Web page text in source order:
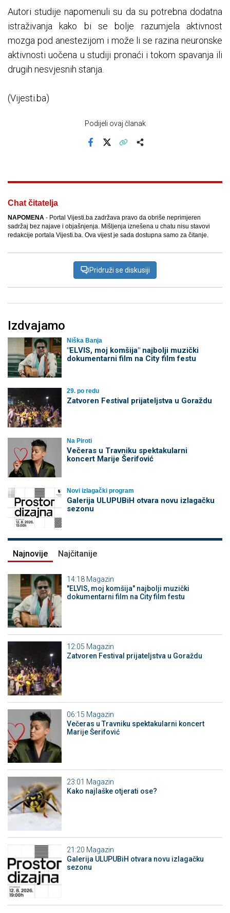
Autori studije napomenuli su da su potrebna dodatna
istraživanja kako bi se bolje razumjela aktivnost
mozga pod anestezijom i može li se razina neuronske
aktivnosti uočena u studiji pronaći i tokom spavanja ili
drugih nesvjesnih stanja.
(Vijesti.ba)
Podijeli ovaj članak
Chat čitatelja
NAPOMENA - Portal Vijesti.ba zadržava pravo da obriše neprimjeren
sadržaj bez najave i objašnjenja. Mišljenja iznešena u chatu nisu stavovi
redakcije portala Vijesti.ba. Ova vijest je sada dostupna samo za čitanje.
Pridruži se diskusiji
Izdvajamo
Niška Banja
"ELVIS, moj komšija" najbolji muzički
dokumentarni film na City film festu
29. po redu
Zatvoren Festival prijateljstva u Goraždu
Na Piroti
Večeras u Travniku spektakularni
koncert Marije Šerifović
Novi izlagački program
Galerija ULUPUBiH otvara novu izlagačku
sezonu
Najnovije Najčitanije
14:18 Magazin
"ELVIS, moj komšija" najbolji muzički
dokumentarni film na City film festu
12:05 Magazin
Zatvoren Festival prijateljstva u Goraždu
06:15 Magazin
Večeras u Travniku spektakularni koncert
Marije Šerifović
23:01 Magazin
Kako najlaške otjerati ose?
21:20 Magazin
Galerija ULUPUBiH otvara novu izlagačku
sezonu